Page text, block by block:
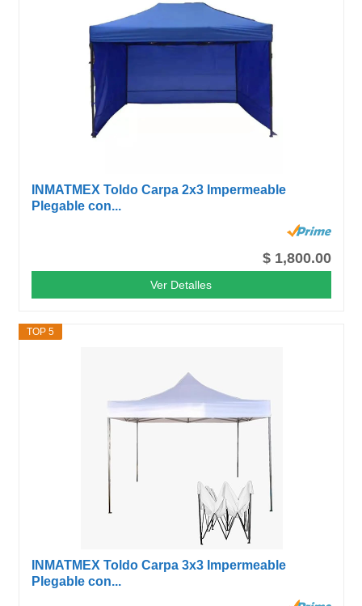
INMATMEX Toldo Carpa 2x3 Impermeable
Plegable con...
$ 1,800.00
Ver Detalles
TOP 5
INMATMEX Toldo Carpa 3x3 Impermeable
Plegable con...